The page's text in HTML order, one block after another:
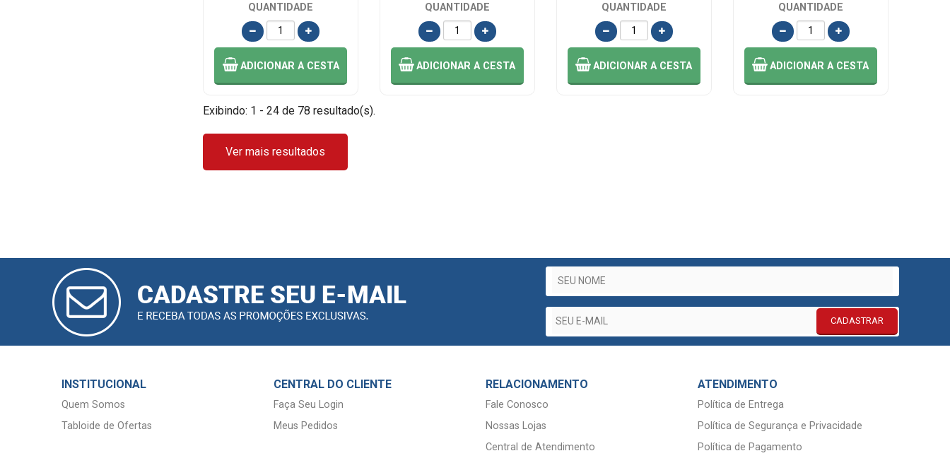
QUANTIDADE
ADICIONAR A CESTA
QUANTIDADE
ADICIONARA CESTA
QUANTIDADE
ADICIONARA CESTA
QUANTIDADE
ADICIONARA CESTA
Exibindo: 1 - 24 de 78 resultado(s).
Ver mais resultados
CADASTRAR
E-MAIL
CADASTRAR
INSTITUCIONAL
Quem Somos
Tabloide de Ofertas
CENTRAL DO CLIENTE
Faça Seu Login
Meus Pedidos
RELACIONAMENTO
Fale Conosco
Nossas Lojas
Central de Atendimento
ATENDIMENTO
Política de Entrega
Política de Segurança e Privacidade
Política de Pagamento